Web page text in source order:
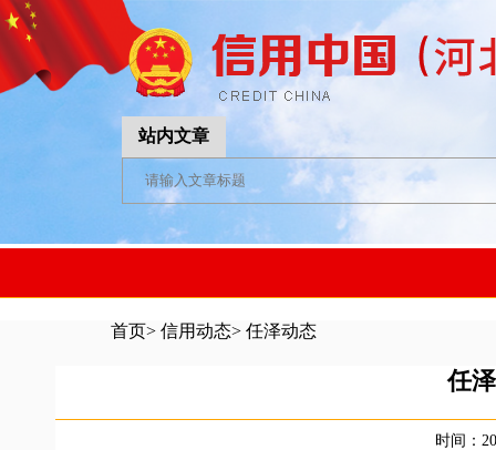
站内文章
首页> 信用动态> 任泽动态
任
时间：